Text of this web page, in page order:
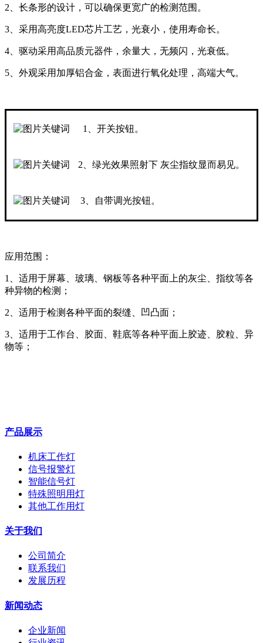
2、长条形的设计，可以确保更宽广的检测范围。
3、采用高亮度LED芯片工艺，光衰小，使用寿命长。
4、驱动采用高品质元器件，余量大，无频闪，光衰低。
5、外观采用加厚铝合金，表面进行氧化处理，高端大气。
1、开关按钮。
2、绿光效果照射下 灰尘指纹显而易见。
3、自带调光按钮。
应用范围：
1、适用于屏幕、玻璃、钢板等各种平面上的灰尘、指纹等各
种异物的检测；
2、适用于检测各种平面的裂缝、凹凸面；
3、适用于工作台、胶面、鞋底等各种平面上胶迹、胶粒、异
物等；
产品展示
机床工作灯
信号报警灯
智能信号灯
特殊照明用灯
其他工作用灯
关于我们
公司简介
联系我们
发展历程
新闻动态
企业新闻